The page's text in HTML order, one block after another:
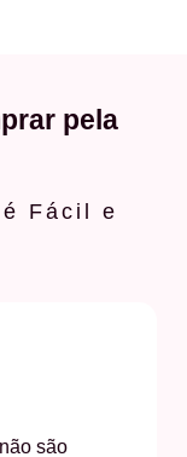
pela
Fácil e
são